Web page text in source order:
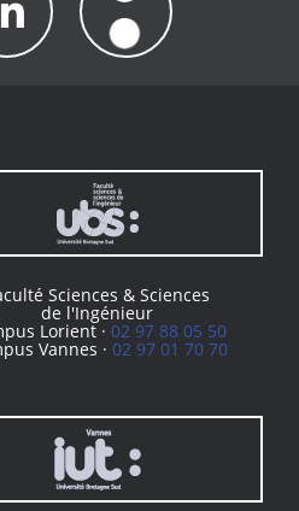
Sciences & Sciences
de l'Ingénieur
Lorient · 02 97 88 05 50
Vannes · 02 97 01 70 70